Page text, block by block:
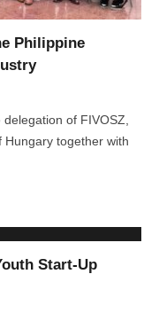
Philippine
of FIVOSZ,
Hungary together with
Start-Up